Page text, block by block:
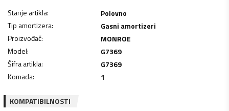
Stanje artikla:
Polovno
Tip amortizera:
Gasni amortizeri
Proizvođač:
MONROE
Model:
G7369
Šifra artikla:
G7369
Komada: 1
KOMPATIBILNOSTI